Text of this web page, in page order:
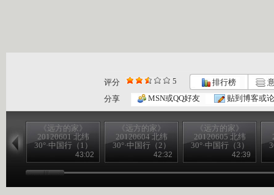
评分 5 排行榜
分享
MSN或QQ好友 贴到博客或
《远方的家》
20120601 北纬
30°·中国行（1）
43:02
《远方的家》
20120604 北纬
30°·中国行（2）
42:32
《远方的家》
20120605 北纬
30°·中国行（3）
42:39